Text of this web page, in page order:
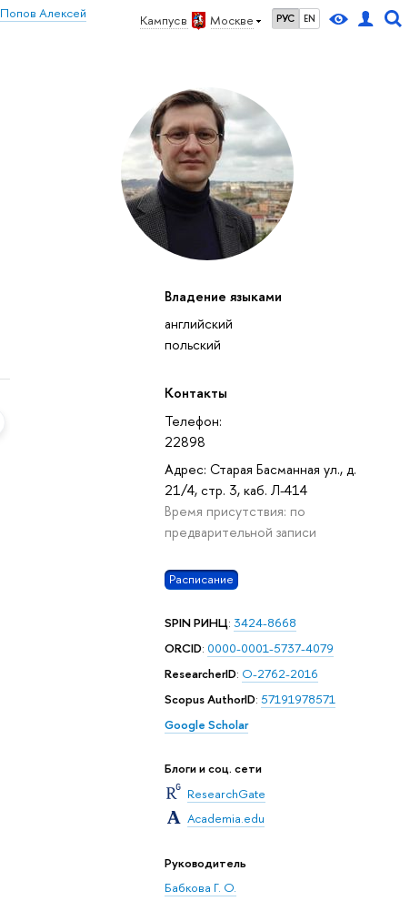
Кампус в Москве РУС EN
Попов Алексей
Владение языками
английский
польский
Контакты
Телефон:
22898
Адрес: Старая Басманная ул., д.
21/4, стр. 3, каб. Л-414
Время присутствия: по
предварительной записи
Расписание
SPIN РИНЦ: 3424-8668
ORCID: 0000-0001-5737-4079
ResearcherID: O-2762-2016
Scopus AuthorID: 57191978571
Google Scholar
Блоги и соц. сети
ResearchGate
Academia.edu
Руководитель
Бабкова Г. О.
3
сб
4
вс